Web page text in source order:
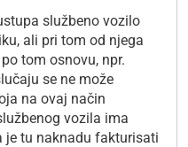
službeno vozilo
ali pri tom od njega
tom osnovu, npr.
se ne može
na ovaj način
vozila ima
je tu naknadu fakturisati